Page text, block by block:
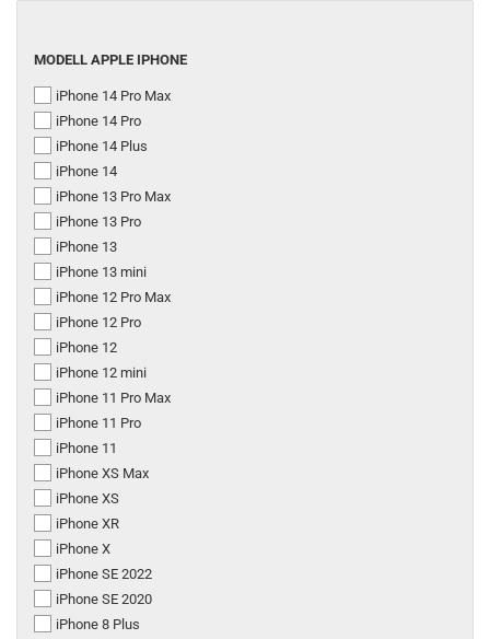
MODELL
IPHONE
MODELL APPLE IPHONE
iPhone 14 Pro Max
iPhone 14 Pro
iPhone 14 Plus
iPhone 14
iPhone 13 Pro Max
iPhone 13 Pro
iPhone 13
iPhone 13 mini
iPhone 12 Pro Max
iPhone 12 Pro
iPhone 12
iPhone 12 mini
iPhone 11 Pro Max
iPhone 11 Pro
iPhone 11
iPhone XS Max
iPhone XS
iPhone XR
iPhone X
iPhone SE 2022
iPhone SE 2020
iPhone 8 Plus